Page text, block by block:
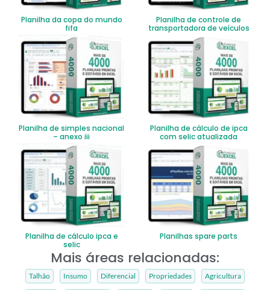
Planilha da copa do mundo
fifa
Planilha de controle de
transportadora de veículos
Planilha de simples nacional
– anexo iii
Planilha de cálculo de ipca
com selic atualizada
Planilha de cálculo ipca e
selic
Planilhas spare parts
Mais áreas relacionadas:
Talhão Insumo Diferencial Propriedades Agricultura